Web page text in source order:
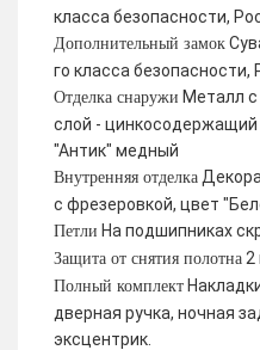
класса безопасности,
Дополнительный замок
го класса безопасности,
Отделка снаружи Металл
слой - цинкосодержащий
"Антик" медный
Внутренняя отделка
с фрезеровкой, цвет
Петли На подшипниках
Защита от снятия полотна 2
Полный комплект
дверная ручка, ночная
эксцентрик.